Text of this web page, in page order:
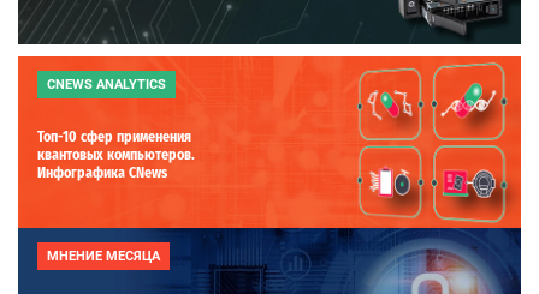
CNEWS ANALYTICS
Топ-10 сфер применения
квантовых компьютеров.
Инфографика CNews
МНЕНИЕ МЕСЯЦА